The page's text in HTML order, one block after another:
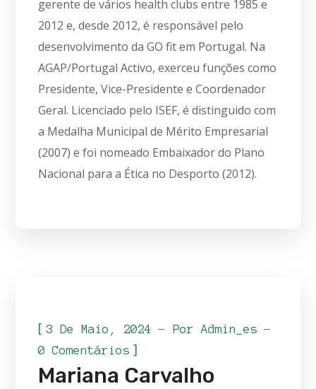
gerente de vários health clubs entre 1985 e
2012 e, desde 2012, é responsável pelo
desenvolvimento da GO fit em Portugal. Na
AGAP/Portugal Activo, exerceu funções como
Presidente, Vice-Presidente e Coordenador
Geral. Licenciado pelo ISEF, é distinguido com
a Medalha Municipal de Mérito Empresarial
(2007) e foi nomeado Embaixador do Plano
Nacional para a Ética no Desporto (2012).
[3 De Maio, 2024 PorAdmin_es
0 Comentários ]
Mariana Carvalho